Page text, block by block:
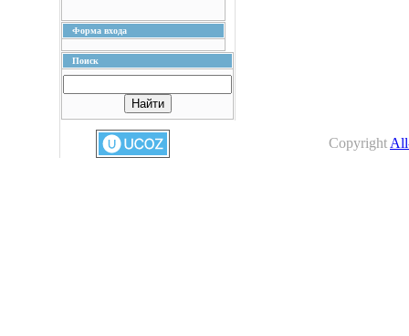
Форма входа
Поиск
Copyright